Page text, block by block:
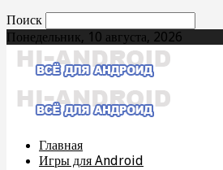
Поиск
Понедельник, 10 августа, 2026
Главная
Игры для Android